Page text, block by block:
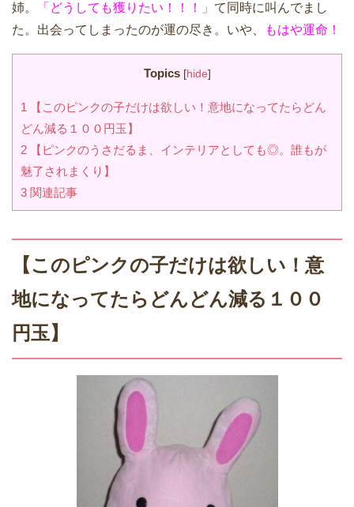
姉。
「どうしても獲りたい！！！」 て同時に叫んでまし
た。出会ってしまったのが運の尽き。いや、
もはや運命！
Topics [hide]
1
【このピンクの子だけは欲しい！意地になってたらどん
どん減る１００円玉】
2 【ピンクのうさだるま、インテリアとしても◎。誰もが
魅了されまくり】
3 関連記事
【このピンクの子だけは欲しい！意
地になってたらどんどん減る１００
円玉】